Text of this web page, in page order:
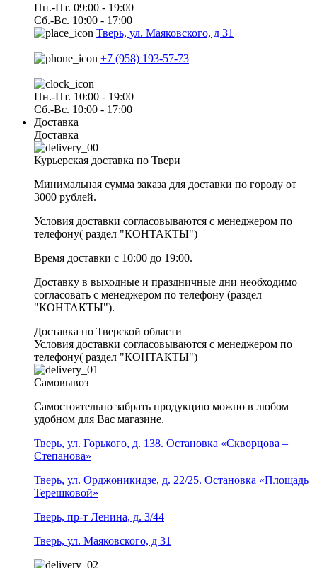
Пн.-Пт. 09:00 - 19:00
Сб.-Вс. 10:00 - 17:00
Тверь, ул. Маяковского, д 31
+7 (958) 193-57-73
Пн.-Пт. 10:00 - 19:00
Сб.-Вс. 10:00 - 17:00
Доставка
Доставка
Курьерская доставка по Твери
Минимальная сумма заказа для доставки по городу от
3000 рублей.
Условия доставки согласовываются с менеджером по
телефону( раздел "КОНТАКТЫ")
Время доставки с 10:00 до 19:00.
Доставку в выходные и праздничные дни необходимо
согласовать с менеджером по телефону (раздел
"КОНТАКТЫ").
Доставка по Тверской области
Условия доставки согласовываются с менеджером по
телефону( раздел "КОНТАКТЫ")
Самовывоз
Самостоятельно забрать продукцию можно в любом
удобном для Вас магазине.
Тверь, ул. Горького, д. 138. Остановка «Скворцова –
Степанова»
Тверь, ул. Орджоникидзе, д. 22/25. Остановка «Площадь
Терешковой»
Тверь, пр-т Ленина, д. 3/44
Тверь, ул. Маяковского, д 31